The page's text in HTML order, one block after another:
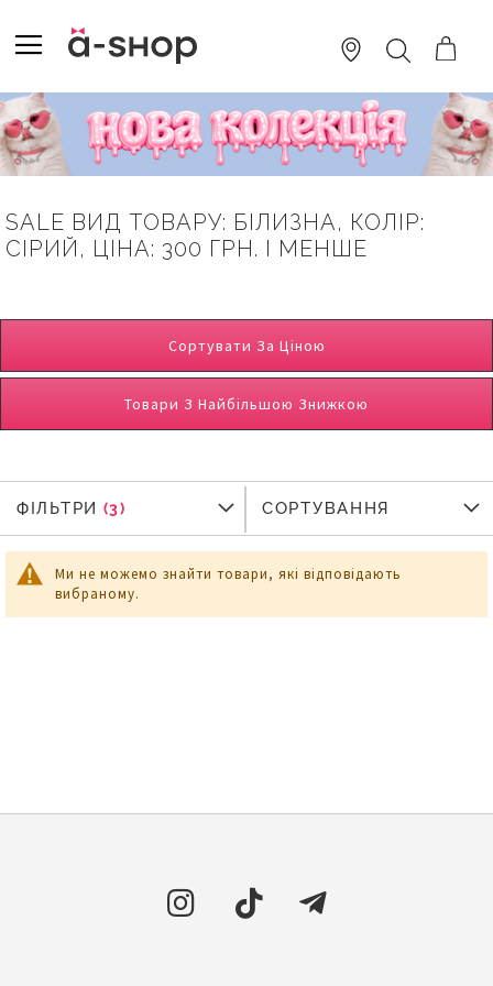
TO
CONTENT
ПОШУК
SALE ВИД ТОВАРУ: БІЛИЗНА, КОЛІР:
СІРИЙ, ЦІНА: 300 ГРН. І МЕНШЕ
Сортувати За Ціною
Товари З Найбільшою Знижкою
Ми не можемо знайти товари, які відповідають
вибраному.
ФІЛЬТРИ
ФІЛЬТРИ СОРТУВАННЯ